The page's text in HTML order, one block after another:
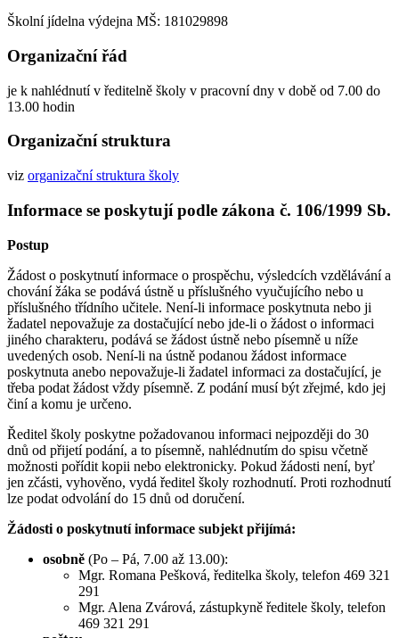
Školní jídelna výdejna MŠ: 181029898
Organizační řád
je k nahlédnutí v ředitelně školy v pracovní dny v době od 7.00 do
13.00 hodin
Organizační struktura
viz organizační struktura školy
Informace se poskytují podle zákona č. 106/1999 Sb.
Postup
Žádost o poskytnutí informace o prospěchu, výsledcích vzdělávání a
chování žáka se podává ústně u příslušného vyučujícího nebo u
příslušného třídního učitele. Není-li informace poskytnuta nebo ji
žadatel nepovažuje za dostačující nebo jde-li o žádost o informaci
jiného charakteru, podává se žádost ústně nebo písemně u níže
uvedených osob. Není-li na ústně podanou žádost informace
poskytnuta anebo nepovažuje-li žadatel informaci za dostačující, je
třeba podat žádost vždy písemně. Z podání musí být zřejmé, kdo jej
činí a komu je určeno.
Ředitel školy poskytne požadovanou informaci nejpozději do 30
dnů od přijetí podání, a to písemně, nahlédnutím do spisu včetně
možnosti pořídit kopii nebo elektronicky. Pokud žádosti není, byť
jen zčásti, vyhověno, vydá ředitel školy rozhodnutí. Proti rozhodnutí
lze podat odvolání do 15 dnů od doručení.
Žádosti o poskytnutí informace subjekt přijímá:
osobně (Po – Pá, 7.00 až 13.00):
Mgr. Romana Pešková, ředitelka školy, telefon 469 321
291
Mgr. Alena Zvárová, zástupkyně ředitele školy, telefon
469 321 291